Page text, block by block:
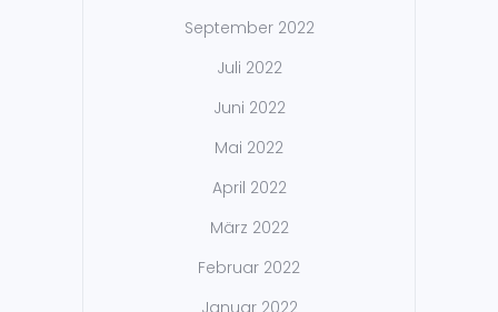
September 2022
Juli 2022
Juni 2022
Mai 2022
April 2022
März 2022
Februar 2022
Januar 2022